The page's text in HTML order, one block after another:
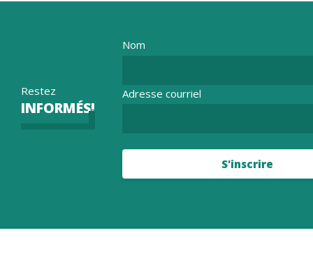
Restez
INFORMÉS!
Nom
Adresse courriel
S'inscrire